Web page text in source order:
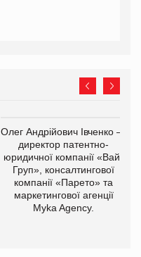
Олег Андрійович Івченко —
директор патентно-
юридичної компанії «Вайз
Груп», консалтингової
компанії «Парето» та
маркетингової агенції
Myka Agency.